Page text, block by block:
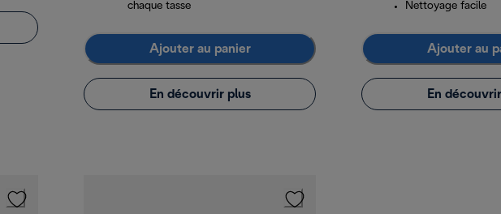
chaque tasse
Ajouter au panier
En découvrir plus
Nettoyage facile
Ajouter au
En